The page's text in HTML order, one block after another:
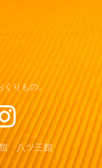
りもの。
八ツ三館